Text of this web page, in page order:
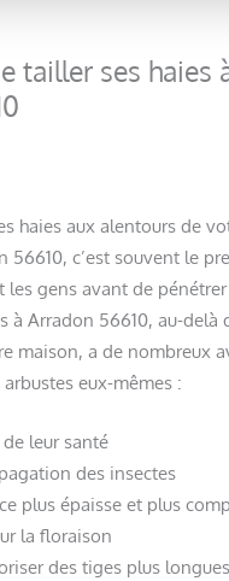
tailler ses haies
haies aux alentours de
56610, c’est souvent le
gens avant de pénétrer
à Arradon 56610, au-delà
maison, a de nombreux
eux-mêmes :
leur santé
des insectes
plus épaisse et plus
la floraison
des tiges plus longues